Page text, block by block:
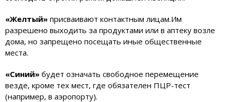
«Желтый» присваивают контактным лицам.Им
разрешено выходить за продуктами или в аптеку возле
дома, но запрещено посещать иные общественные
места.
«Синий» будет означать свободное перемещение
везде, кроме тех мест, где обязателен ПЦР-тест
(например, в аэропорту).